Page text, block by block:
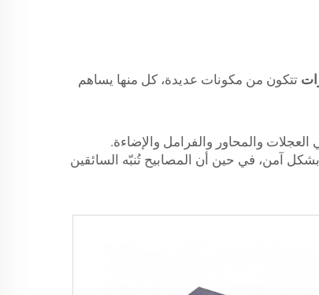
تتكون من مكونات عديدة، كل منها يساهم
والمحاور والفرامل والإضاءة.
آمن، في حين أن المصابيح تُنبّه السائقين